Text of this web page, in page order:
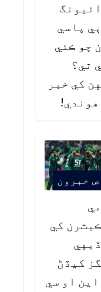
پاسي
ڇو ڪئي
ٿي؟
کي خبر
هوندي!
خبرون
کي
کيڏڻ
اين او سي